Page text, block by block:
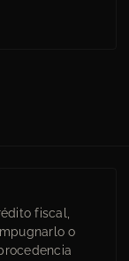
fiscal,
o